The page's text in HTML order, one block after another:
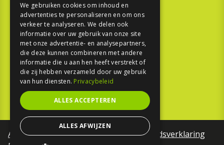
TESTEN
SPORT
REPORTAGE
TOUREN
NIEUWSBRIEF
Algemene voorwaardenToegankelijkheidsverklaring
We gebruiken cookies om inhoud en
advertenties te personaliseren en om ons
verkeer te analyseren. We delen ook
informatie over uw gebruik van onze site
met onze advertentie- en analysepartners,
die deze kunnen combineren met andere
informatie die u aan hen heeft verstrekt of
die zij hebben verzameld door uw gebruik
van hun diensten. Privacybeleid
ALLES ACCEPTEREN
ALLES AFWIJZEN